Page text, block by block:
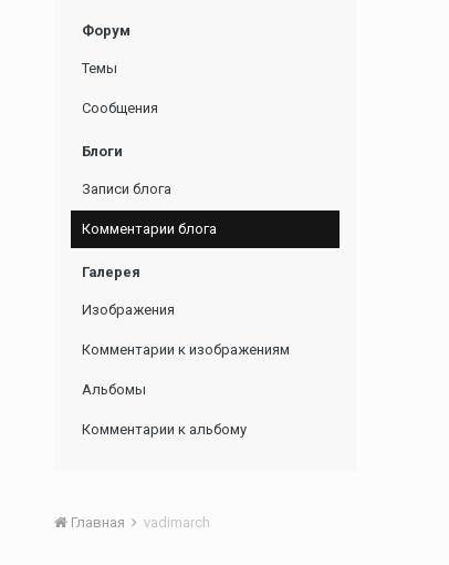
Форум
Темы
Сообщения
Блоги
Записи блога
Комментарии блога
Галерея
Изображения
Комментарии к изображениям
Альбомы
Комментарии к альбому
Главная vadimarch